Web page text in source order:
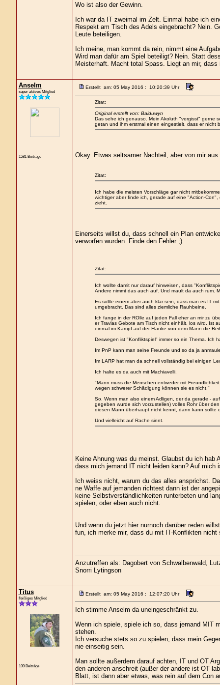
Wo ist also der Gewinn.
Ich war da IT zweimal im Zelt. Einmal habe ich
Respekt am Tisch des Adels eingebracht? Nein.
Leute beteiligen.
Ich meine, man kommt da rein, nimmt eine
Wird man dafür am Spiel beteiligt? Nein. Statt
Meisterhaft. Macht total Spass. Liegt an mir,
Anselm
super aktives Mitglied
1581 Beiträge
Erstellt am: 05 May 2016 : 10:20:39 Uhr
Zitat:
Original erstellt von: Balduwyn
Das sehe ich genauso. Mein Akoluth "vergisst" gerne
getan und ihm erstmal einen eingestielt, dass er nicht
Okay. Etwas seltsamer Nachteil, aber von mir
Zitat:
Ich habe die meisten Vorschläge gar nicht
wichtiger aber finde ich, gerade auf eine "Action-
zieht.
Einerseits willst du, dass schnell ein Plan
verworfen wurden. Finde den Fehler ;)
Zitat:
Ich wollte damit nur darauf hinweisen, dass
Andere nimmt das auch auf. Und mault da auch rum.
Es sollte einem aber auch klar sein, dass man es IT
umgebracht. Das sind alles ziemliche Rauhbeine.
Ich fange in der ROlle auf jeden Fall eher an mir zu
er Travias Gebote am Tisch nicht einhält, los wird. Ist
einmal im Kampf auf der Flanke von dem Mann die
Deswegen ist "Konfliktspiel" immer so ein Thema. Ich
Im PnP kann man seine Freunde und so da ja
Im LARP hat man da schnell vollständig bei einigen
Ich halte es da auch mit Machiavelli.
"Mann muss die Menschen entweder mit
wegen schwerer Schädigung können sie es nicht."
So. Wenn man also einem Adligen, der da gerade -
gegeben wurde sich vorzustellen) volles Rohr über
diesen Mann überhaupt nicht kennt, dann kann sollte
Und vielleicht auf Rache sinnt.
Keine Ahnung was du meinst. Glaubst du ich
dass mich jemand IT nicht leiden kann? Auf
Ich weiss nicht, warum du das alles ansprichst.
ne Waffe auf jemanden richtest dann ist der
keine Selbstverständlichkeiten runterbeten und
spielen, oder eben auch nicht.
Und wenn du jetzt hier nurnoch darüber reden
fun, ich merke mir, dass du mit IT-Konflikten
Anzutreffen als: Dagobert von Schwalbenwald,
Snorri Lytingson
Titus
fleißiges Mitglied
109 Beiträge
Erstellt am: 05 May 2016 : 12:07:20 Uhr
Ich stimme Anselm da uneingeschränkt zu.
Wenn ich spiele, spiele ich so, dass jemand MIT
stehen.
Ich versuche stets so zu spielen, dass mein
nie einseitig sein.
Man sollte außerdem darauf achten, IT und OT
den anderen anschreit (außer der andere ist OT
Blatt, ist dann aber etwas, was rein auf dem Con